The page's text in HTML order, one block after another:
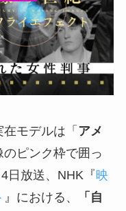
モデルは「 アメ
のピンク枠で囲っ
日放送、NHK『映
』における、
「自